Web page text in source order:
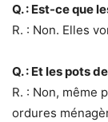
Q. : Est-ce que
R. : Non. Elles
Q. : Et les pots
R. : Non, même
ordures